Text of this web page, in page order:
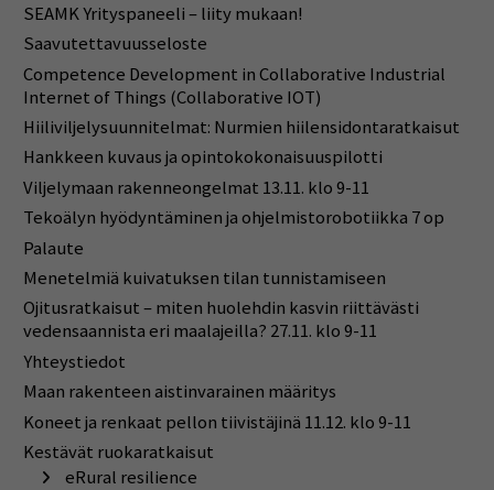
SEAMK Yrityspaneeli – liity mukaan!
Saavutettavuusseloste
Competence Development in Collaborative Industrial
Internet of Things (Collaborative IOT)
Hiiliviljelysuunnitelmat: Nurmien hiilensidontaratkaisut
Hankkeen kuvaus ja opintokokonaisuuspilotti
Viljelymaan rakenneongelmat 13.11. klo 9-11
Tekoälyn hyödyntäminen ja ohjelmistorobotiikka 7 op
Palaute
Menetelmiä kuivatuksen tilan tunnistamiseen
Ojitusratkaisut – miten huolehdin kasvin riittävästi
vedensaannista eri maalajeilla? 27.11. klo 9-11
Yhteystiedot
Maan rakenteen aistinvarainen määritys
Koneet ja renkaat pellon tiivistäjinä 11.12. klo 9-11
Kestävät ruokaratkaisut
eRural resilience